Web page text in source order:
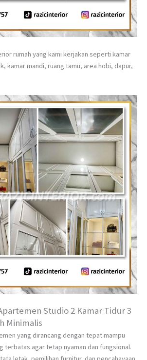
rumah yang kami kerjakan seperti kamar
kamar mandi, ruang tamu, area hobi, dapur,
Studio 2 Kamar Tidur 3
Minimalis
yang dirancang dengan tepat mampu
terbatas agar tetap nyaman dan fungsional.